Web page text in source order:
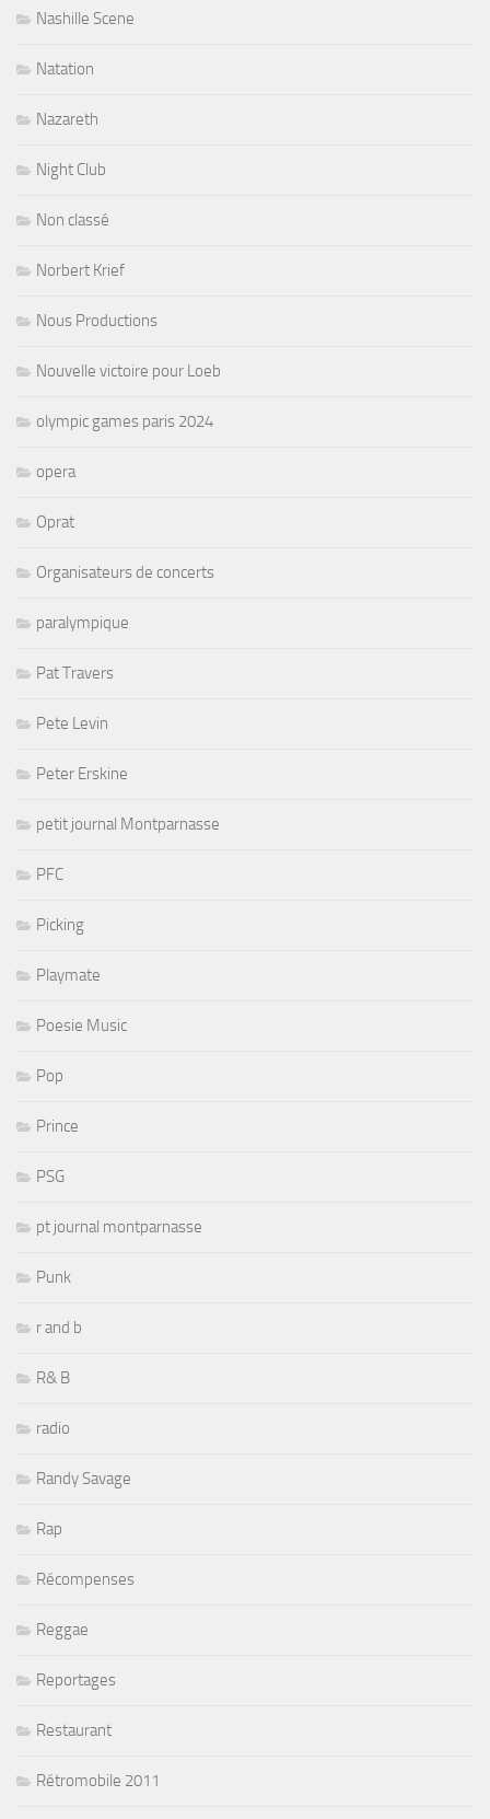
Nashille Scene
Natation
Nazareth
Night Club
Non classé
Norbert Krief
Nous Productions
Nouvelle victoire pour Loeb
olympic games paris 2024
opera
Oprat
Organisateurs de concerts
paralympique
Pat Travers
Pete Levin
Peter Erskine
petit journal Montparnasse
PFC
Picking
Playmate
Poesie Music
Pop
Prince
PSG
pt journal montparnasse
Punk
r and b
R& B
radio
Randy Savage
Rap
Récompenses
Reggae
Reportages
Restaurant
Rétromobile 2011